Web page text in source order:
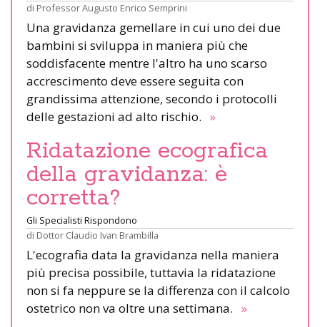
di Professor Augusto Enrico Semprini
Una gravidanza gemellare in cui uno dei due
bambini si sviluppa in maniera più che
soddisfacente mentre l'altro ha uno scarso
accrescimento deve essere seguita con
grandissima attenzione, secondo i protocolli
delle gestazioni ad alto rischio. »
Ridatazione ecografica
della gravidanza: è
corretta?
Gli Specialisti Rispondono
di Dottor Claudio Ivan Brambilla
L'ecografia data la gravidanza nella maniera
più precisa possibile, tuttavia la ridatazione
non si fa neppure se la differenza con il calcolo
ostetrico non va oltre una settimana. »